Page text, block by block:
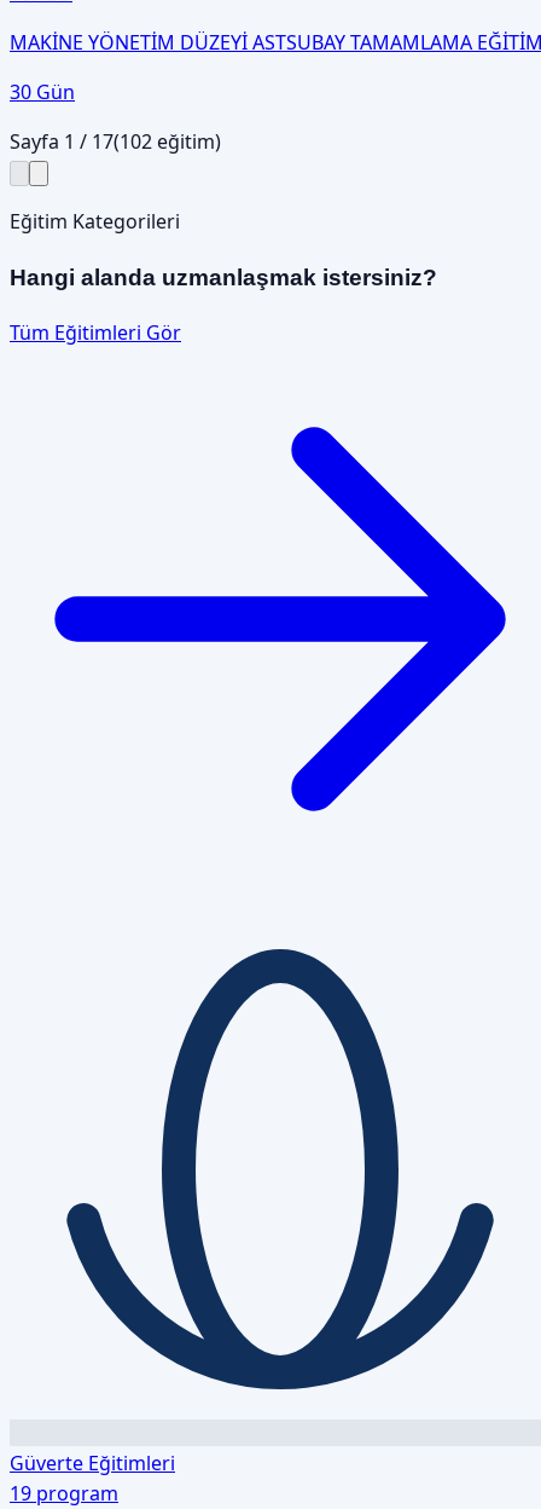
MAKİNE YÖNETİM DÜZEYİ ASTSUBAY TAMAMLAMA
30 Gün
Sayfa 1 / 17(102eğitim)
Eğitim Kategorileri
Hangi alanda uzmanlaşmak istersiniz?
Tüm Eğitimleri Gör
Güverte Eğitimleri
19 program